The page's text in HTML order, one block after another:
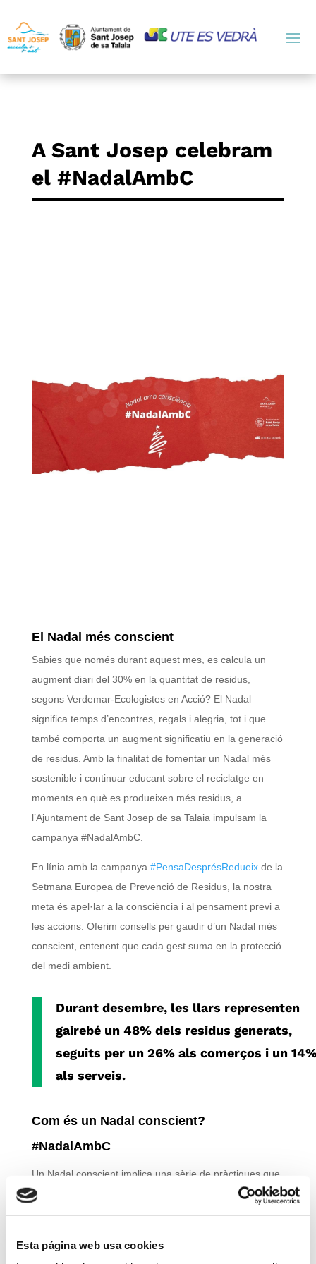
Esta página web usa cookies
A Sant Josep celebram
el #NadalAmbC
El Nadal més conscient
Sabies que només durant aquest mes, es calcula un
augment diari del 30% en la quantitat de residus,
segons Verdemar-Ecologistes en Acció? El Nadal
significa temps d’encontres, regals i alegria, tot i que
també comporta un augment significatiu en la generació
de residus. Amb la finalitat de fomentar un Nadal més
sostenible i continuar educant sobre el reciclatge en
moments en què es produeixen més residus, a
l’Ajuntament de Sant Josep de sa Talaia impulsam la
campanya #NadalAmbC.
En línia amb la campanya #PensaDesprésRedueixde la
Setmana Europea de Prevenció de Residus, la nostra
meta és apel·lar a la consciència i al pensament previ a
les accions. Oferim consells per gaudir d’un Nadal més
conscient, entenent que cada gest suma en la protecció
del medi ambient.
Durant desembre, les llars representen
gairebé un 48% dels residus generats,
seguits per un 26% als comerços i un
als serveis.
Com és un Nadal conscient?
#NadalAmbC
Un Nadal conscient implica una sèrie de pràctiques que
contribueixen a la sostenibilitat ambiental i a la reducció
de l’empremta ecològica. Comença amb la prevenció de
evitar el sobreconsum i optar per alternatives més